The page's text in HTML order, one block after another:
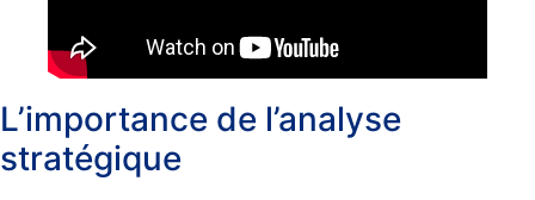
L’importance de l’analyse
stratégique